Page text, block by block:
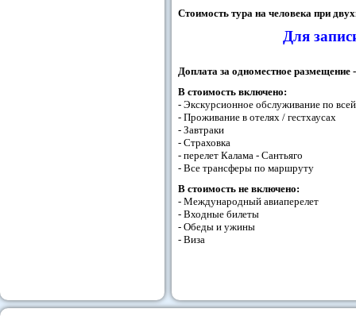
Стоимость тура на человека при
Для
Доплата за одноместное размещение
В стоимость включено:
- Экскурсионное обслуживание по
- Проживание в отелях / гестхаусах
- Завтраки
- Страховка
- перелет Калама - Сантьяго
- Все трансферы по маршруту
В стоимость не включено:
- Международный авиаперелет
- Входные билеты
- Обеды и ужины
- Виза